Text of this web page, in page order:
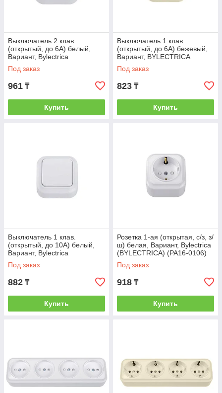
Выключатель 2 клав.
(открытый, до 6А) белый,
Вариант, Bylectrica
(BYLECTRICA) (А56-2112)
Под заказ
961 ₸
Купить
Выключатель 1 клав.
(открытый, до 6А) бежевый,
Вариант, BYLECTRICA
(BYLECTRICA) (А1 6-2111
бежевый)
Под заказ
823 ₸
Купить
Выключатель 1 клав.
(открытый, до 10А) белый,
Вариант, Bylectrica
(BYLECTRICA) (А110-2101)
Под заказ
882 ₸
Купить
Розетка 1-ая (открытая, с/з, з/
ш) белая, Вариант, Bylectrica
(BYLECTRICA) (РА16-0106)
Под заказ
918 ₸
Купить